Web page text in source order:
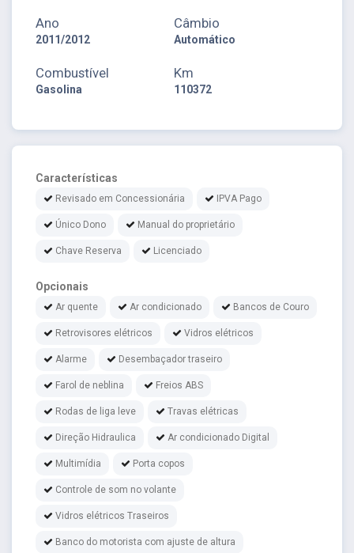
Ano
2011/2012
Câmbio
Automático
Combustível
Gasolina
Km
110372
Características
Revisado em Concessionária IPVA Pago
Único Dono Manual do proprietário
Chave Reserva Licenciado
Opcionais
Ar quente Ar condicionado Bancos de Couro
Retrovisores elétricos Vidros elétricos
Alarme Desembaçador traseiro
Farol de neblina Freios ABS
Rodas de liga leve Travas elétricas
Direção Hidraulica Ar condicionado Digital
Multimídia Porta copos
Controle de som no volante
Vidros elétricos Traseiros
Banco do motorista com ajuste de altura